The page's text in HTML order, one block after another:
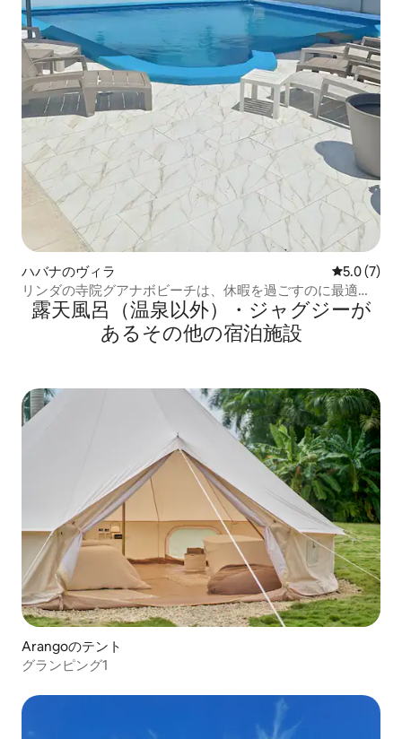
ハバナのヴィラ レビュー7
5.0 (7)
リンダの寺院グアナボビーチは、休暇を過ごすのに最適な
場所です
露天風呂（温泉以外）・ジャグジーが
あるその他の宿泊施設
Arangoのテント
グランピング1